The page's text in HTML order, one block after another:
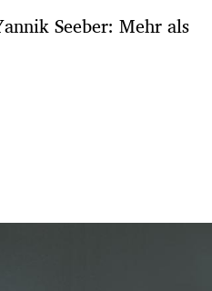
Seeber: Mehr als